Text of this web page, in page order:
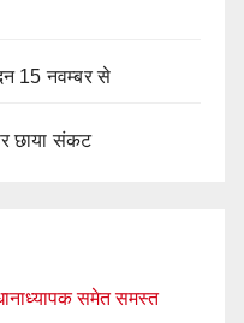
15 नवम्बर से
छाया संकट
समेत समस्त